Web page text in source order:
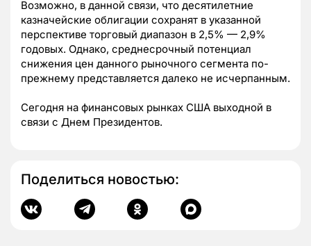
Возможно, в данной связи, что десятилетние
казначейские облигации сохранят в указанной
перспективе торговый диапазон в 2,5% — 2,9%
годовых. Однако, среднесрочный потенциал
снижения цен данного рыночного сегмента по-
прежнему представляется далеко не исчерпанным.
Сегодня на финансовых рынках США выходной в
связи с Днем Президентов.
Поделиться новостью: